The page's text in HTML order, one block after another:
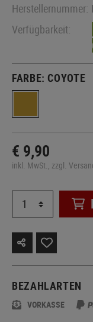
Herstellernummer:
Verfügbarkeit:
FARBE: COYOTE
€ 9,90
inkl. MwSt., zzgl.
BEZAHLARTEN
VORKASSE